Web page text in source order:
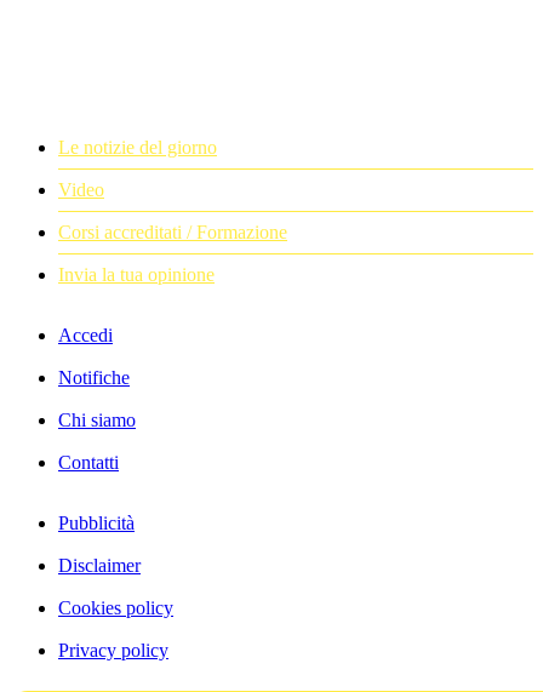
Le notizie del giorno
Video
Corsi accreditati / Formazione
Invia la tua opinione
Accedi
Notifiche
Chi siamo
Contatti
Pubblicità
Disclaimer
Cookies policy
Privacy policy